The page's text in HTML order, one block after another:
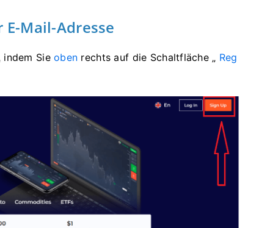
Mail-Adresse
indem Sieoben rechts auf die Schaltfläche „ Reg